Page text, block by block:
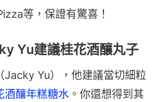
等，保證有驚喜！
Yu建議桂花酒釀丸子
Jacky Yu），他建議當切細粒
酒釀年糕糖水 。你還想得到其